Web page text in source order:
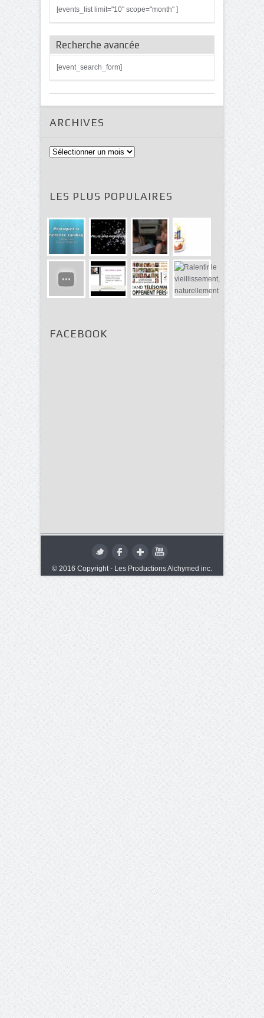
[events_list limit="10" scope="month" ]
Recherche avancée
[event_search_form]
ARCHIVES
Archives
LES PLUS POPULAIRES
FACEBOOK
© 2016 Copyright - Les Productions Alchymed inc.